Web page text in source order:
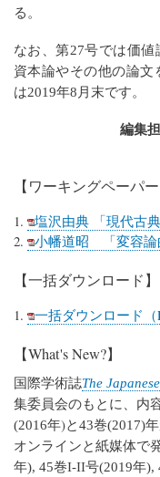
る。
なお、第27号では価
資本論やその他の論文
は2019年8月末です。
編集
【ワーキングペーパー
塩沢由典 「現代古
小幡道昭 「変容論
【一括ダウンロード】
一括ダウンロード（
【What's New?】
国際学術誌The
集委員会のもとに、内
(2016年)と43巻(2017)
オンラインと紙媒体で
年), 45巻I-II号(2019年),